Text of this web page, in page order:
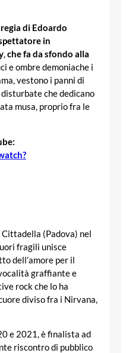
di Edoardo
in
,che fa da sfondo alla
e ombre demoniache i
vestono i panni di
che dedicano
musa, proprio fra le
(Padova) nel
fragili unisce
dell’amore per il
graffiante e
rock che lo ha
diviso fra i Nirvana,
e 2021, è finalista ad
riscontro di pubblico